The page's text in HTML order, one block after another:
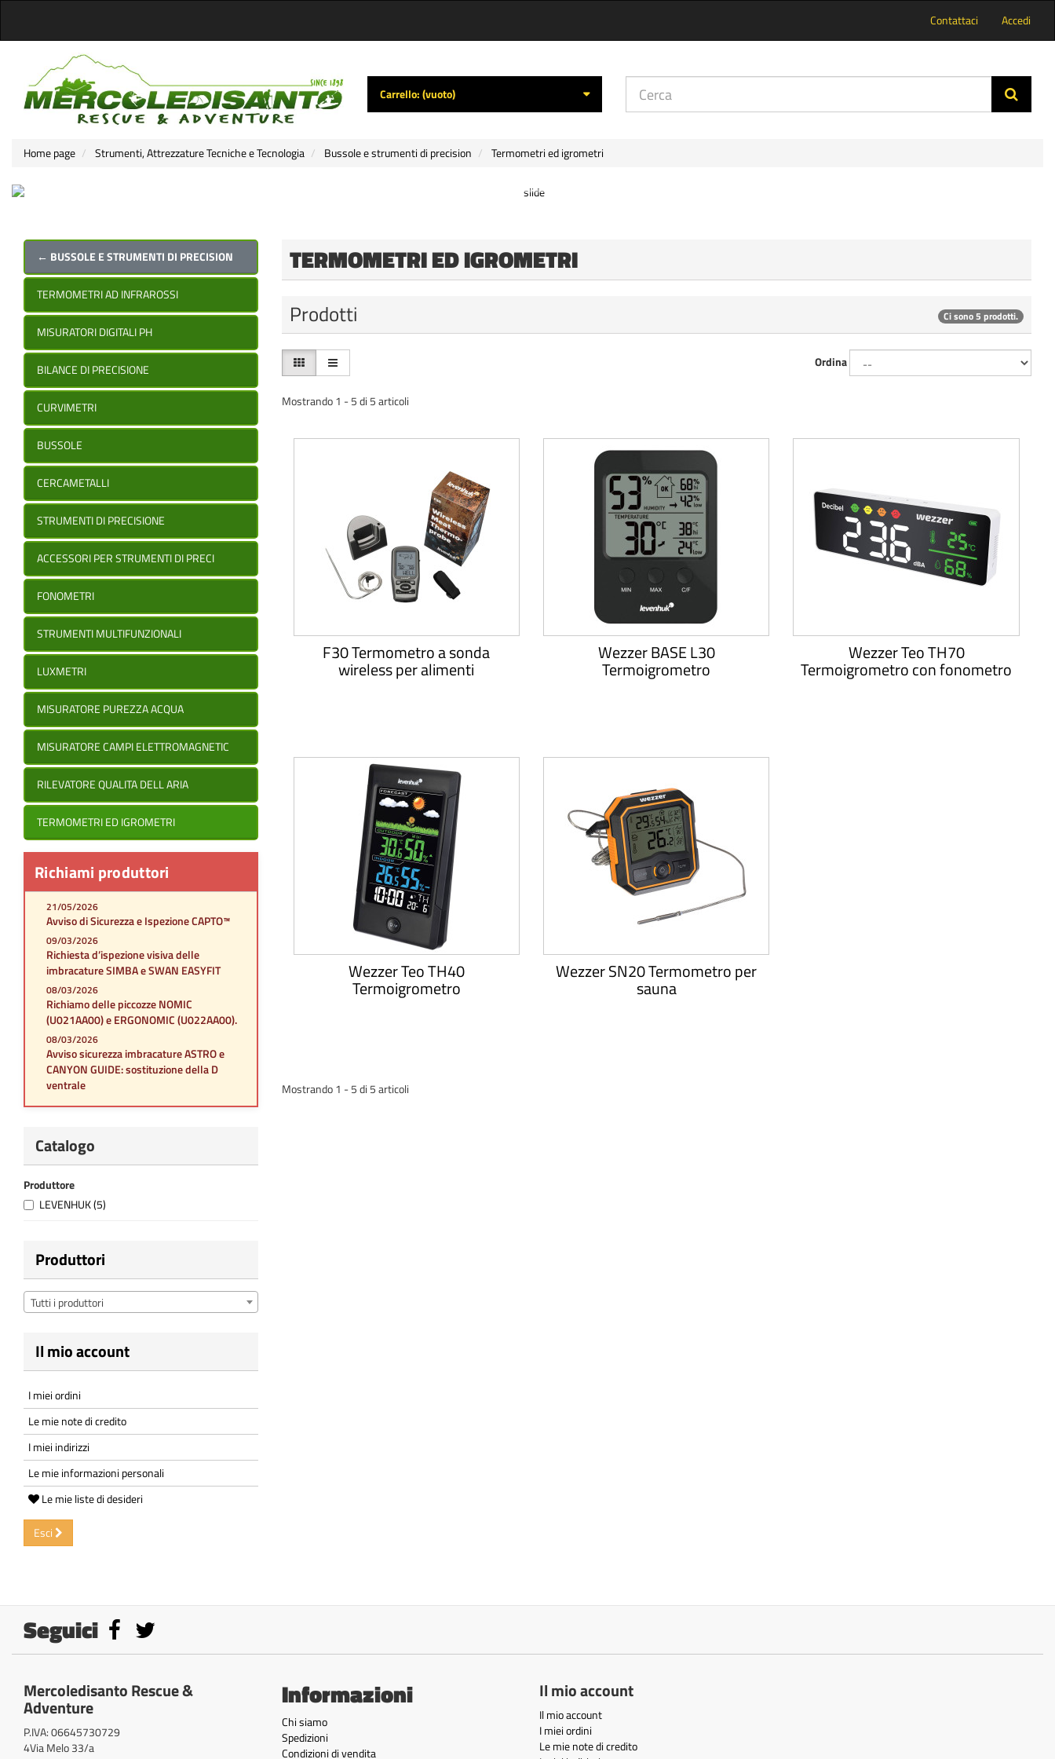
Contattaci Accedi
Carrello:(vuoto)
Home page Strumenti, Attrezzature Tecniche e Tecnologia Bussole e strumenti di precision Termometri ed igrometri
← BUSSOLE E STRUMENTI DI PRECISION
TERMOMETRI AD INFRAROSSI
MISURATORI DIGITALI PH
BILANCE DI PRECISIONE
CURVIMETRI
BUSSOLE
CERCAMETALLI
STRUMENTI DI PRECISIONE
ACCESSORI PER STRUMENTI DI PRECI
FONOMETRI
STRUMENTI MULTIFUNZIONALI
LUXMETRI
MISURATORE PUREZZA ACQUA
MISURATORE CAMPI ELETTROMAGNETIC
RILEVATORE QUALITA DELL ARIA
TERMOMETRI ED IGROMETRI
Richiami produttori
21/05/2026
Avviso di Sicurezza e Ispezione CAPTO™
09/03/2026
Richiesta d’ispezione visiva delle
imbracature SIMBA e SWAN EASYFIT
08/03/2026
Richiamo delle piccozze NOMIC
(U021AA00) e ERGONOMIC (U022AA00).
08/03/2026
Avviso sicurezza imbracature ASTRO e
CANYON GUIDE: sostituzione della D
ventrale
Catalogo
Produttore
LEVENHUK(5)
Produttori
Tutti i produttori
Il mio account
I miei ordini
Le mie note di credito
I miei indirizzi
Le mie informazioni personali
Le mie liste di desideri
Esci
TERMOMETRI ED IGROMETRI
Prodotti Ci sono 5 prodotti.
Ordina
Mostrando 1 - 5 di 5 articoli
F30 Termometro a sonda
wireless per alimenti
Wezzer BASE L30
Termoigrometro
Wezzer Teo TH70
Termoigrometro con fonometro
Wezzer Teo TH40
Termoigrometro
Wezzer SN20 Termometro per
sauna
Mostrando 1 - 5 di 5 articoli
Seguici
Mercoledisanto Rescue &
Adventure
P.IVA: 06645730729
4Via Melo 33/a
Informazioni
Chi siamo
Spedizioni
Condizioni di vendita
Il mio account
Il mio account
I miei ordini
Le mie note di credito